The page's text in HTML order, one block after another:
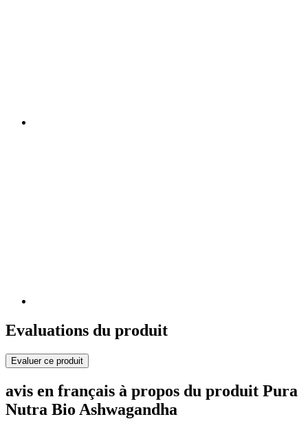
Evaluations du produit
Evaluer ce produit
avis en français à propos du produit Pura
Nutra Bio Ashwagandha